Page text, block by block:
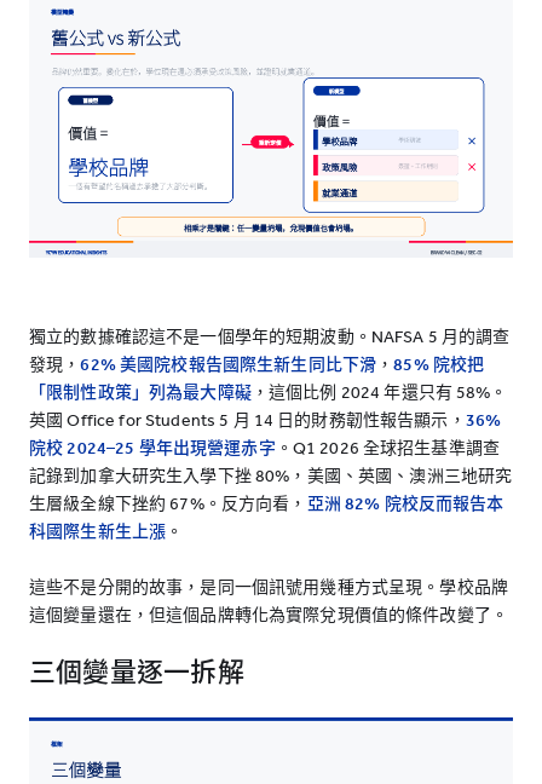
獨立的數據確認這不是一個學年的短期波動。NAFSA 5 月的調查
發現，62% 美國院校報告國際生新生同比下滑 ，85% 院校把
「限制性政策」列為最大障礙，這個比例 2024 年還只有 58%。
英國 Office for Students 5 月 14 日的財務韌性報告顯示， 36%
院校 2024–25 學年出現營運赤字 。Q1 2026 全球招生基準調查
記錄到加拿大研究生入學下挫 80%，美國、英國、澳洲三地研究
生層級全線下挫約 67%。反方向看， 亞洲 82% 院校反而報告本
科國際生新生上漲 。
這些不是分開的故事，是同一個訊號用幾種方式呈現。學校品牌
這個變量還在，但這個品牌轉化為實際兌現價值的條件改變了。
三個變量逐一拆解